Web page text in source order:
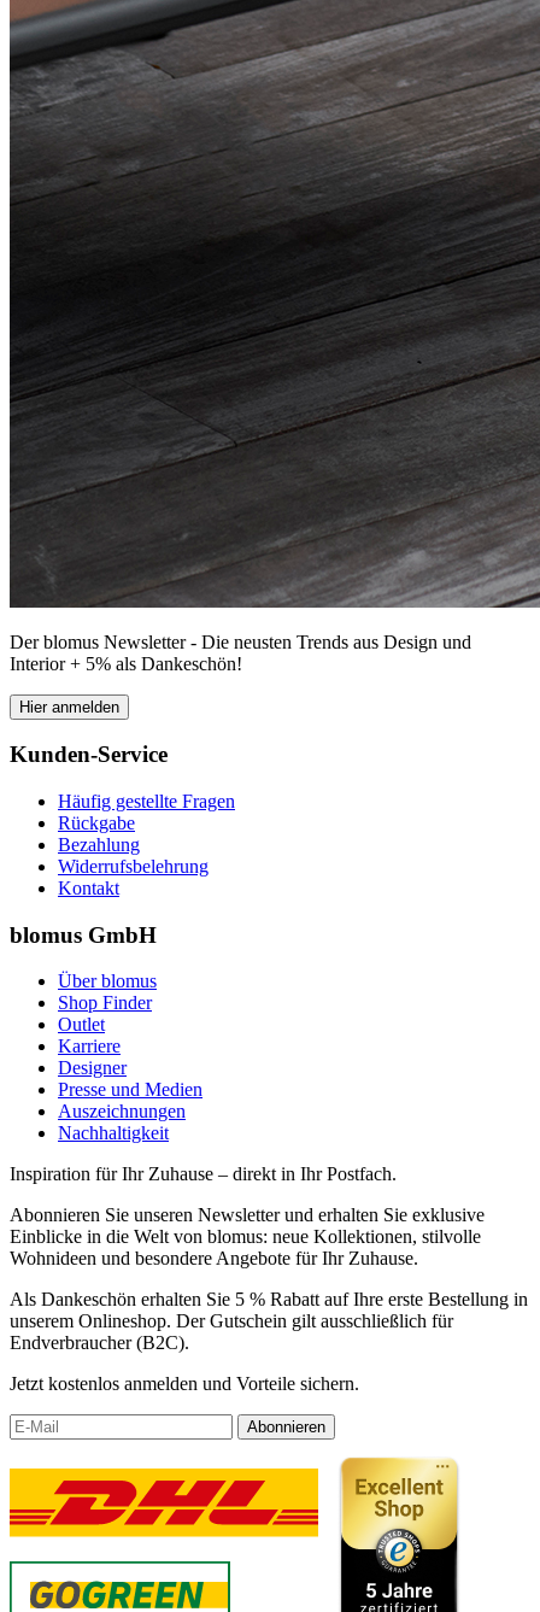
Der blomus Newsletter - Die neusten Trends aus Design und
Interior + 5% als Dankeschön!
Hier anmelden
Kunden-Service
Häufig gestellte Fragen
Rückgabe
Bezahlung
Widerrufsbelehrung
Kontakt
blomus GmbH
Über blomus
Shop Finder
Outlet
Karriere
Designer
Presse und Medien
Auszeichnungen
Nachhaltigkeit
Inspiration für Ihr Zuhause – direkt in Ihr Postfach.
Abonnieren Sie unseren Newsletter und erhalten Sie exklusive
Einblicke in die Welt von blomus: neue Kollektionen, stilvolle
Wohnideen und besondere Angebote für Ihr Zuhause.
Als Dankeschön erhalten Sie 5 % Rabatt auf Ihre erste Bestellung in
unserem Onlineshop. Der Gutschein gilt ausschließlich für
Endverbraucher (B2C).
Jetzt kostenlos anmelden und Vorteile sichern.
Abonnieren